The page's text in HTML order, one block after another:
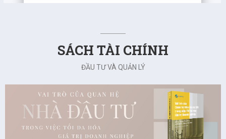
SÁCH TÀI CHÍNH
ĐẦU TƯ VÀ QUẢN LÝ